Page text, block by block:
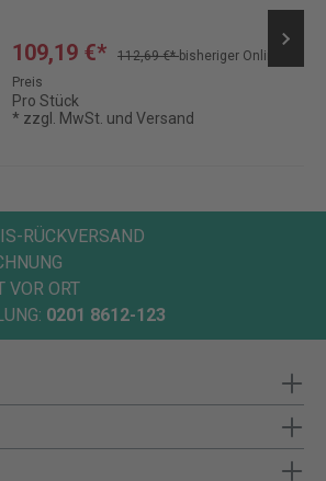
109,19 €* 112,69 €*bisheriger Online-
Preis
Pro Stück
* zzgl. MwSt. und Versand
RÜCKVERSAND
VOR ORT
0201 8612-123